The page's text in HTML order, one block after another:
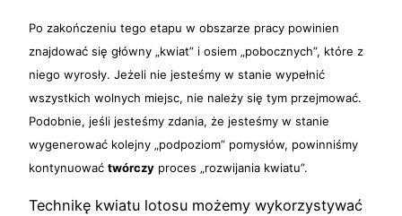
Po zakończeniu tego etapu w obszarze pracy powinien
znajdować się główny „kwiat” i osiem „pobocznych”, które z
niego wyrosły. Jeżeli nie jesteśmy w stanie wypełnić
wszystkich wolnych miejsc, nie należy się tym przejmować.
Podobnie, jeśli jesteśmy zdania, że jesteśmy w stanie
wygenerować kolejny „podpoziom” pomysłów, powinniśmy
kontynuować twórczy proces „rozwijania kwiatu”.
Technikę kwiatu lotosu możemy wykorzystywać